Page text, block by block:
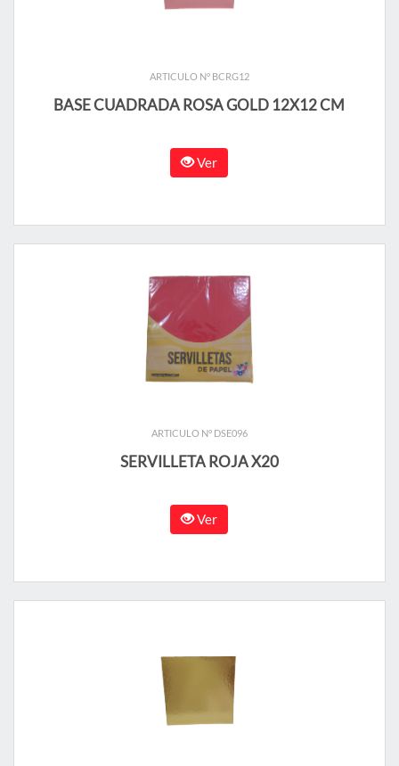
ARTICULO N° BCRG12
BASE CUADRADA ROSA GOLD 12X12 CM
Ver
ARTICULO N° DSE096
SERVILLETA ROJA X20
Ver